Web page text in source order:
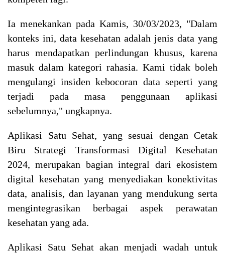
Ia menekankan pada Kamis, 30/03/2023, "Dalam
konteks ini, data kesehatan adalah jenis data yang
harus mendapatkan perlindungan khusus, karena
masuk dalam kategori rahasia. Kami tidak boleh
mengulangi insiden kebocoran data seperti yang
terjadi pada masa penggunaan aplikasi
sebelumnya," ungkapnya.
Aplikasi Satu Sehat, yang sesuai dengan Cetak
Biru Strategi Transformasi Digital Kesehatan
2024, merupakan bagian integral dari ekosistem
digital kesehatan yang menyediakan konektivitas
data, analisis, dan layanan yang mendukung serta
mengintegrasikan berbagai aspek perawatan
kesehatan yang ada.
Aplikasi Satu Sehat akan menjadi wadah untuk